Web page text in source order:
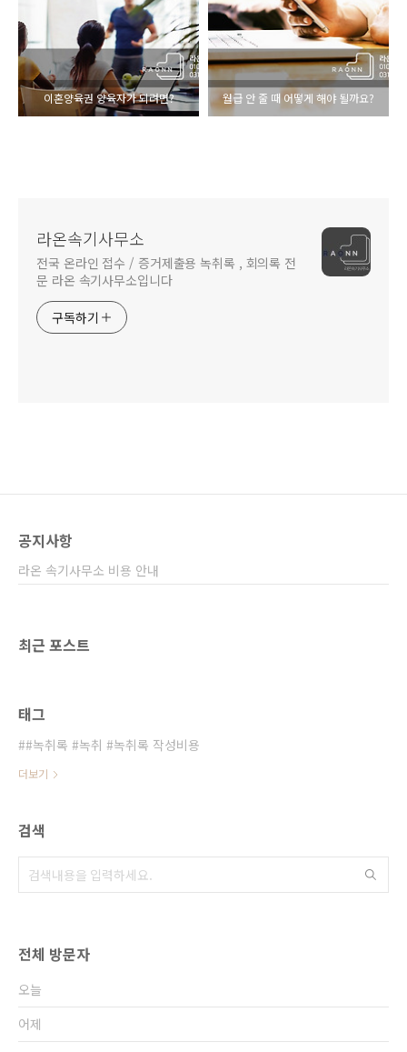
이혼양육권 양육자가 되려면? 월급 안 줄 때 어떻게 해야 될까요?
라온속기사무소
전국 온라인 접수 / 증거제출용 녹취록 , 회의록 전
문 라온 속기사무소입니다
구독하기
공지사항
라온 속기사무소 비용 안내
최근 포스트
태그
#녹취록 #녹취 #녹취록 작성비용
더보기
검색
전체 방문자
오늘
어제